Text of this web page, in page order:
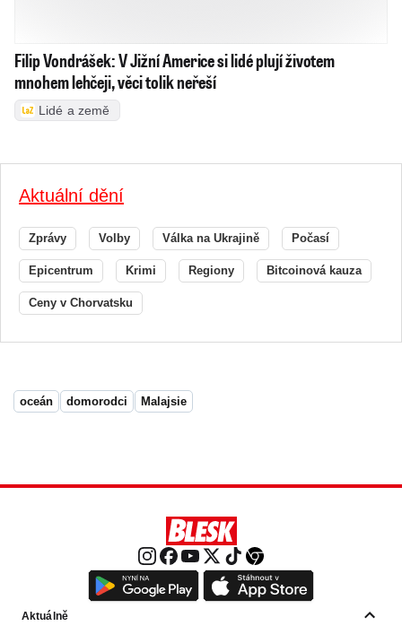
Filip Vondrášek: V Jižní Americe si lidé plují životem
mnohem lehčeji, věci tolik neřeší
Lidé a země
Aktuální dění
Zprávy Volby Válka na Ukrajině Počasí
Epicentrum Krimi Regiony Bitcoinová kauza
Ceny v Chorvatsku
oceán domorodci Malajsie
Aktuálně